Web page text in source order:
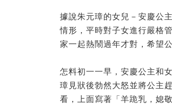
據說朱元璋的女兒－安慶公
情形，平時對子女進行嚴格
家一起熱鬧過年才對，希望
怎料初一一早，安慶公主和
璋見狀後勃然大怒並將公主
看，上面寫著「羊跪乳，媳